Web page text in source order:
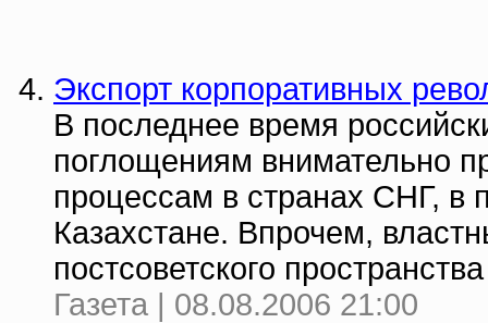
Экспорт корпоративных
В последнее время
поглощениям внимательно
процессам в странах СНГ, в
Казахстане. Впрочем,
постсоветского
Газета | 08.08.2006 21:00